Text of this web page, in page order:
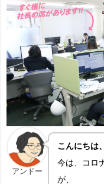
アンドー
こんにちは
今は、コロ
が、